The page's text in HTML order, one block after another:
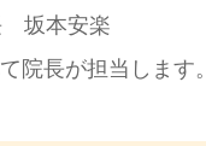
坂本安楽
院長が担当します。